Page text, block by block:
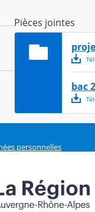
Pièces jointes
bac
personnelles